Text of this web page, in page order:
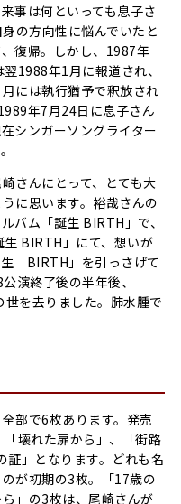
事は何といっても息子さ
の方向性に悩んでいたと
復帰。しかし、1987年
1988年1月に報道され、
には執行猶予で釈放され
年7月24日に息子さん
シンガーソングライター
さんにとって、とても大
に思います。裕哉さんの
バム「誕生 BIRTH」で、
BIRTH」にて、想いが
生 BIRTH」を引っさげて
演終了後の半年後、
を去りました。肺水腫で
部で6枚あります。発売
壊れた扉から」、「街路
」となります。どれも名
が初期の3枚。「17歳の
」の3枚は、尾崎さんが